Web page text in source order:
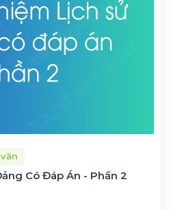
Có Đáp Án - Phần 2